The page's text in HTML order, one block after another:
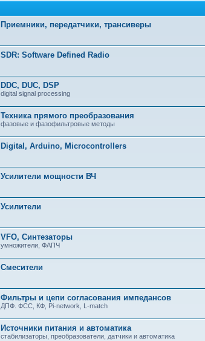
Приемники, передатчики, трансиверы
SDR: Software Defined Radio
DDC, DUC, DSP
digital signal processing
Техника прямого преобразования
фазовые и фазофильтровые методы
Digital, Arduino, Microcontrollers
Усилители мощности ВЧ
Усилители
VFO, Синтезаторы
умножители, ФАПЧ
Смесители
Фильтры и цепи согласования импедансов
ДПФ. ФСС, КФ, Pi-network, L-match
Источники питания и автоматика
стабилизаторы, преобразователи, датчики и автоматика